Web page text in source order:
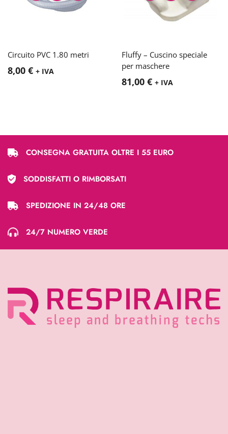
Circuito PVC 1.80 metri
8,00 € + IVA
Fluffy – Cuscino speciale
per maschere
81,00 € + IVA
CONSEGNA GRATUITA OLTRE I 55 EURO
SODDISFATTI O RIMBORSATI
SPEDIZIONE IN 24/48 ORE
24/7 NUMERO VERDE